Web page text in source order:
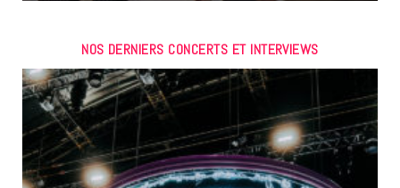
NOS DERNIERS CONCERTS ET INTERVIEWS